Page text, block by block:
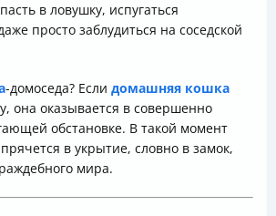
в ловушку, испугаться
просто заблудиться на соседской
-домоседа? Если домашняя кошка
она оказывается в совершенно
обстановке. В такой момент
в укрытие, словно в замок,
мира.